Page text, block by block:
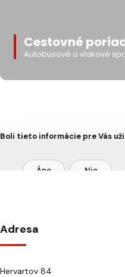
Cestovné
Autobusové a vlakové
Boli tieto informácie pre Vás
Áno Nie
Adresa
Hervartov 84